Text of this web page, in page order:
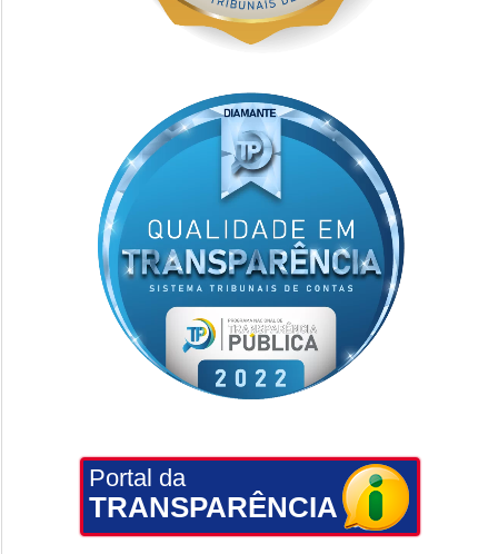
Portal da
TRANSPARÊNCIA